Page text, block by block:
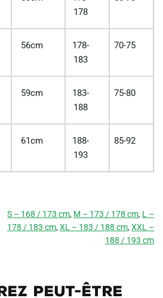
178
56cm
178-
183
70-75
59cm
183-
188
75-80
61cm
188-
193
85-92
S – 168 / 173 cm, M – 173 / 178 cm, L –
178 / 183 cm, XL – 183 / 188 cm, XXL –
188 / 193 cm
peut-être